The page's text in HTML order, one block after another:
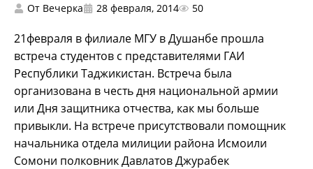
От Вечерка 28 февраля, 2014 50
21февраля в филиале МГУ в Душанбе прошла
встреча студентов с представителями ГАИ
Республики Таджикистан. Встреча была
организована в честь дня национальной армии
или Дня защитника отчества, как мы больше
привыкли. На встрече присутствовали помощник
начальника отдела милиции района Исмоили
Сомони полковник Давлатов Джурабек